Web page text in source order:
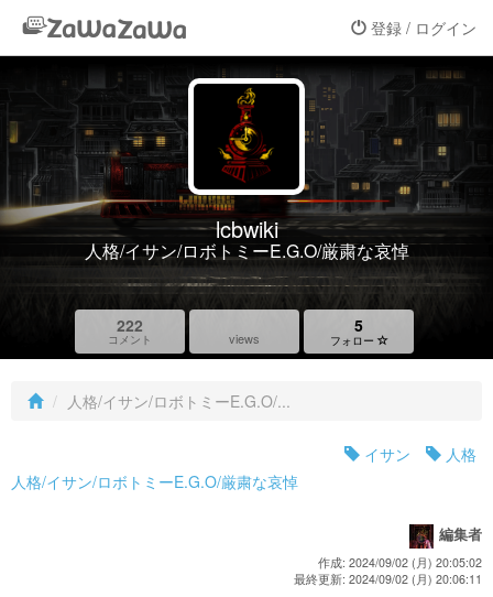
登録 / ログイン
lcbwiki
人格/イサン/ロボトミーE.G.O/厳粛な哀悼
222
コメント views
5
フォロー
人格/イサン/ロボトミーE.G.O/...
イサン
人格
人格/イサン/ロボトミーE.G.O/厳粛な哀悼
編集者
作成: 2024/09/02 (月) 20:05:02
最終更新: 2024/09/02 (月) 20:06:11